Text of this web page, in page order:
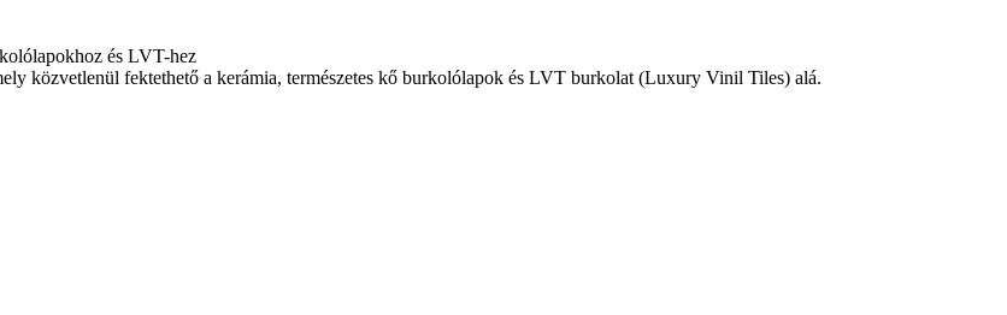
és LVT-hez
közvetlenül fektethető a kerámia, természetes kő burkolólapok és LVT burkolat (Luxury Vinil Tiles) alá.